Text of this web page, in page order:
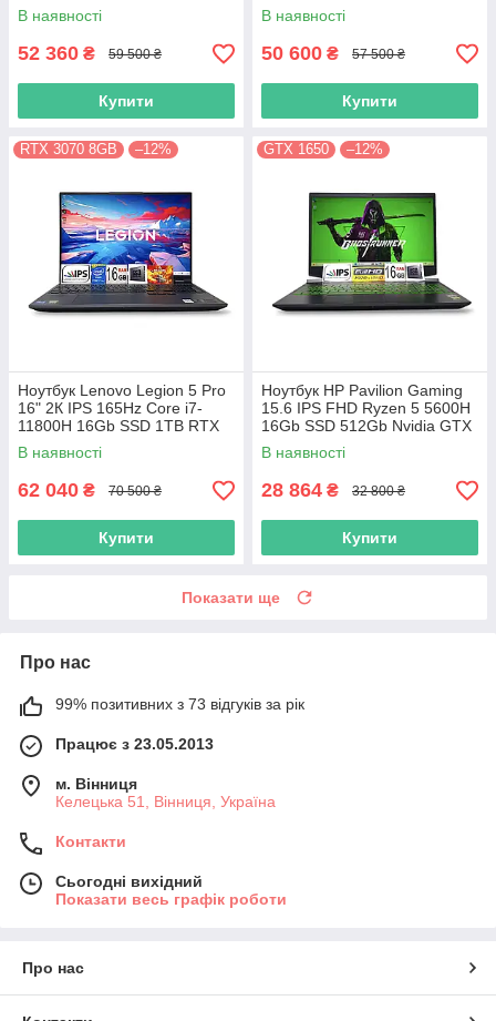
3070 8GB
В наявності
52 360 ₴ 59 500 ₴
Купити
3070 8GB
В наявності
50 600 ₴ 57 500 ₴
Купити
RTX 3070 8GB –12%
Ноутбук Lenovo Legion 5 Pro
16" 2К IPS 165Hz Core i7-
11800H 16Gb SSD 1TB RTX
3070 8GB
В наявності
62 040 ₴ 70 500 ₴
Купити
GTX 1650 –12%
Ноутбук HP Pavilion Gaming
15.6 IPS FHD Ryzen 5 5600H
16Gb SSD 512Gb Nvidia GTX
1650 4GB
В наявності
28 864 ₴ 32 800 ₴
Купити
Показати ще
Про нас
99% позитивних з 73 відгуків за рік
Працює з 23.05.2013
м. Вінниця
Келецька 51, Вінниця, Україна
Контакти
Сьогодні вихідний
Показати весь графік роботи
Про нас